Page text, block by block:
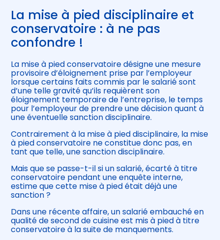
La mise à pied disciplinaire et
conservatoire : à ne pas
confondre !
La mise à pied conservatoire désigne une mesure
provisoire d’éloignement prise par l’employeur
lorsque certains faits commis par le salarié sont
d’une telle gravité qu’ils requièrent son
éloignement temporaire de l’entreprise, le temps
pour l’employeur de prendre une décision quant à
une éventuelle sanction disciplinaire.
Contrairement à la mise à pied disciplinaire, la mise
à pied conservatoire ne constitue donc pas, en
tant que telle, une sanction disciplinaire.
Mais que se passe-t-il si un salarié, écarté à titre
conservatoire pendant une enquête interne,
estime que cette mise à pied était déjà une
sanction ?
Dans une récente affaire, un salarié embauché en
qualité de second de cuisine est mis à pied à titre
conservatoire à la suite de manquements.